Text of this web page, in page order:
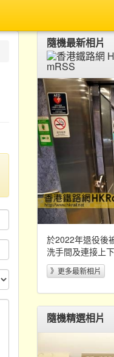
隨機最新相片
於2022年退役後
洗手間及連接上
》更多最新相片
隨機精選相片